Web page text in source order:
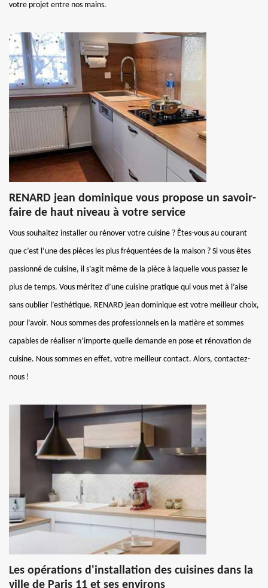
votre projet entre nos mains.
RENARD jean dominique vous propose un savoir-
faire de haut niveau à votre service
Vous souhaitez installer ou rénover votre cuisine ? Êtes-vous au courant
que c’est l’une des pièces les plus fréquentées de la maison ? Si vous êtes
passionné de cuisine, il s’agit même de la pièce à laquelle vous passez le
plus de temps. Vous méritez d’une cuisine pratique qui vous met à l’aise
sans oublier l’esthétique. RENARD jean dominique est votre meilleur choix,
pour l’avoir. Nous sommes des professionnels en la matière et sommes
capables de réaliser n’importe quelle demande en pose et rénovation de
cuisine. Nous sommes en effet, votre meilleur contact. Alors, contactez-
nous !
Les opérations d'installation des cuisines dans la
ville de Paris 11 et ses environs